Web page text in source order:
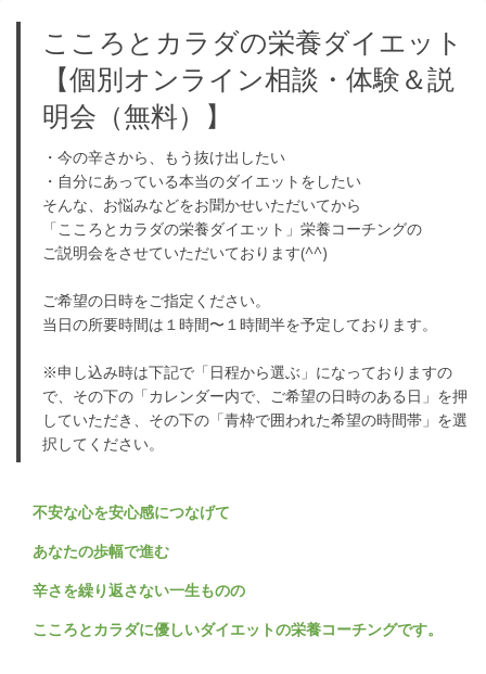
こころとカラダの栄養ダイエット
【個別オンライン相談・体験＆説
明会（無料）】
・今の辛さから、もう抜け出したい
・自分にあっている本当のダイエットをしたい
そんな、お悩みなどをお聞かせいただいてから
「こころとカラダの栄養ダイエット」栄養コーチングの
ご説明会をさせていただいております(^^)
ご希望の日時をご指定ください。
当日の所要時間は１時間〜１時間半を予定しております。
※申し込み時は下記で「日程から選ぶ」になっておりますの
で、その下の「カレンダー内で、ご希望の日時のある日」を押
していただき、その下の「青枠で囲われた希望の時間帯」を選
択してください。
不安な心を安心感につなげて
あなたの歩幅で進む
辛さを繰り返さない一生ものの
こころとカラダに優しいダイエットの栄養コーチングです。